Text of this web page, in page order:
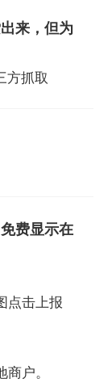
来，但为
方抓取
费显示在
点击上报
户。